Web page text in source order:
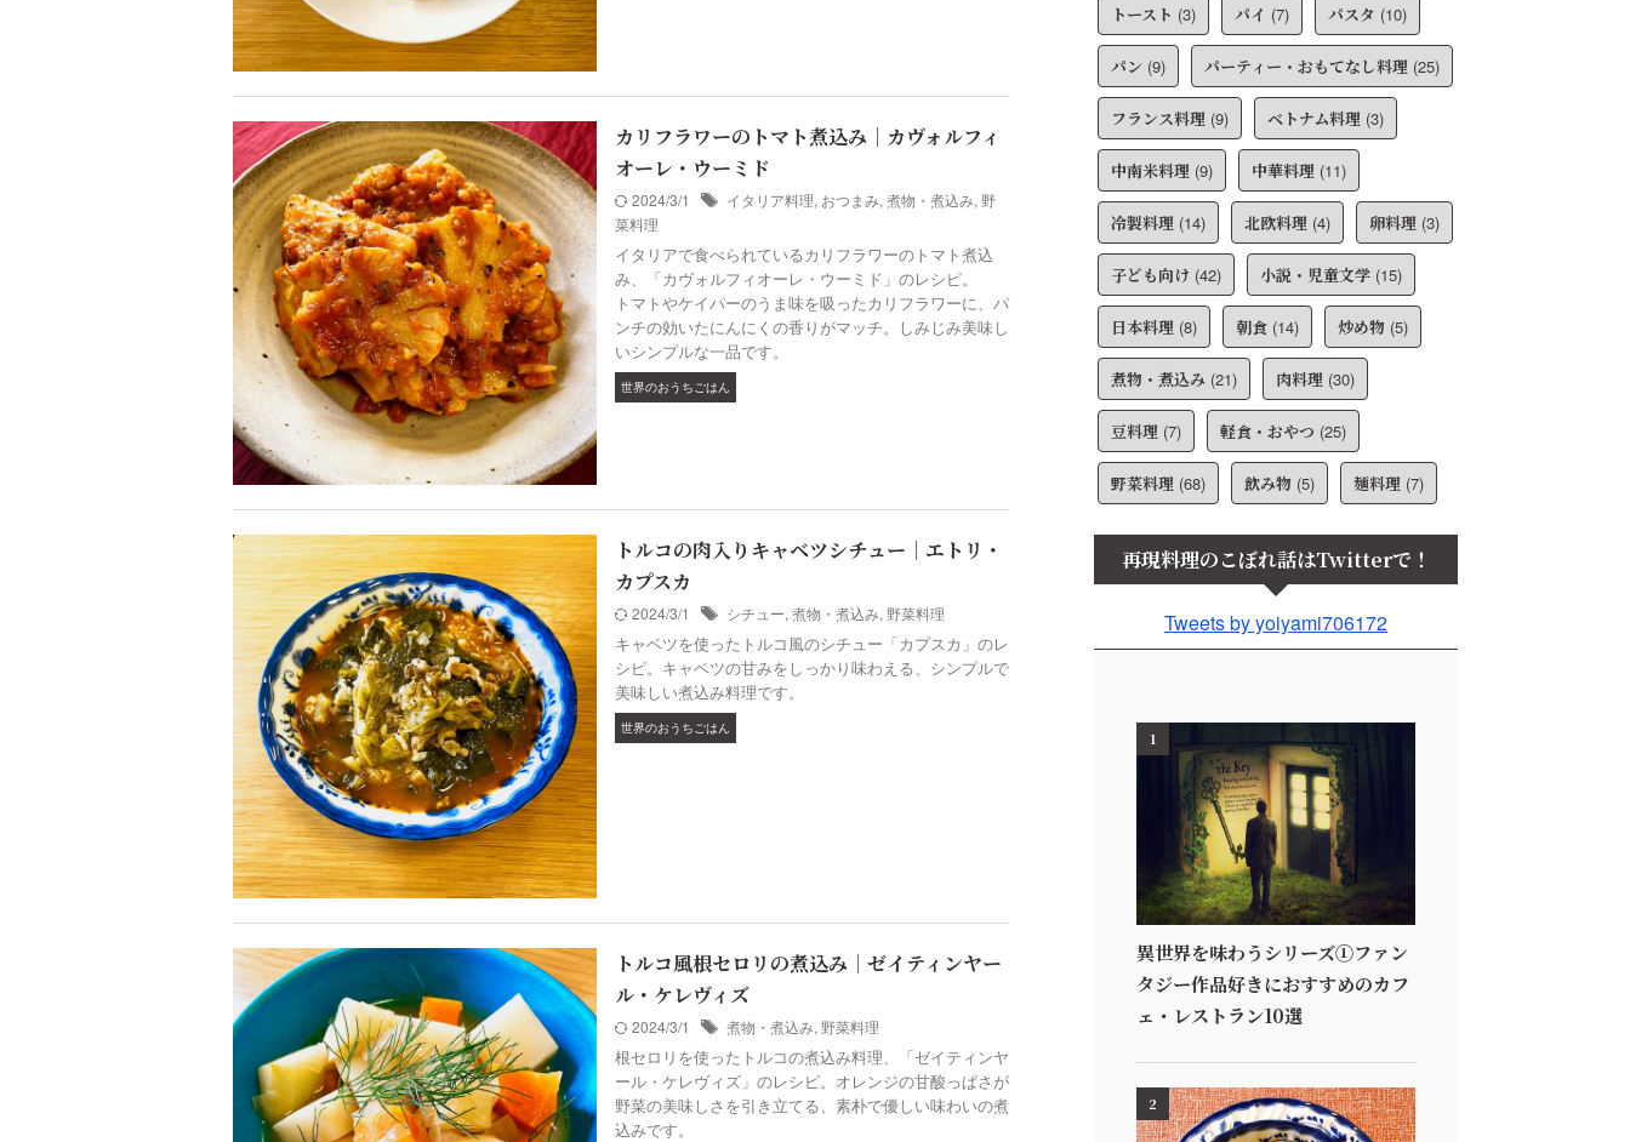
カリフラワーのトマト煮込み｜カヴォルフィ
オーレ・ウーミド
2024/3/1 イタリア料理, おつまみ, 煮物・煮込み, 野
菜料理
イタリアで食べられているカリフラワーのトマト煮込
み、「カヴォルフィオーレ・ウーミド」のレシピ。
トマトやケイパーのうま味を吸ったカリフラワーに、パ
ンチの効いたにんにくの香りがマッチ。しみじみ美味し
いシンプルな一品です。
世界のおうちごはん
トルコの肉入りキャベツシチュー｜エトリ・
カプスカ
2024/3/1 シチュー, 煮物・煮込み, 野菜料理
キャベツを使ったトルコ風のシチュー「カプスカ」のレ
シピ。キャベツの甘みをしっかり味わえる、シンプルで
美味しい煮込み料理です。
世界のおうちごはん
トルコ風根セロリの煮込み｜ゼイティンヤー
ル・ケレヴィズ
2024/3/1 煮物・煮込み, 野菜料理
根セロリを使ったトルコの煮込み料理、「ゼイティンヤ
ール・ケレヴィズ」のレシピ。オレンジの甘酸っぱさが
野菜の美味しさを引き立てる、素朴で優しい味わいの煮
込みです。
トースト (3) パイ (7) パスタ (10)
パン (9) パーティー・おもてなし料理 (25)
フランス料理 (9) ベトナム料理 (3)
中南米料理 (9) 中華料理 (11)
冷製料理 (14) 北欧料理 (4) 卵料理 (3)
子ども向け (42) 小説・児童文学 (15)
日本料理 (8) 朝食 (14) 炒め物 (5)
煮物・煮込み (21) 肉料理 (30)
豆料理 (7) 軽食・おやつ (25)
野菜料理 (68) 飲み物 (5) 麺料理 (7)
再現料理のこぼれ話はTwitterで！
Tweets by yoiyami706172
1
異世界を味わうシリーズ①ファン
タジー作品好きにおすすめのカフ
ェ・レストラン10選
2